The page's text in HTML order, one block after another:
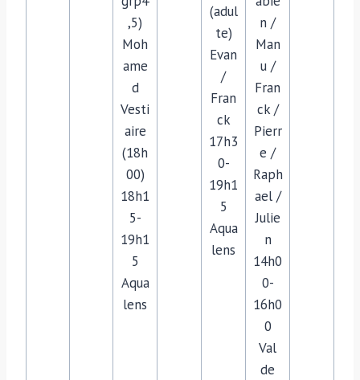
,5)
Moh
ame
d
Vesti
aire
(18h
00)
18h1
5-
19h1
5
Aqua
lens
(adul
te)
Evan
/
Fran
ck
17h3
0-
19h1
5
Aqua
lens
n /
Man
u /
Fran
ck /
Pierr
e /
Raph
ael /
Julie
n
14h0
0-
16h0
0
Val
de